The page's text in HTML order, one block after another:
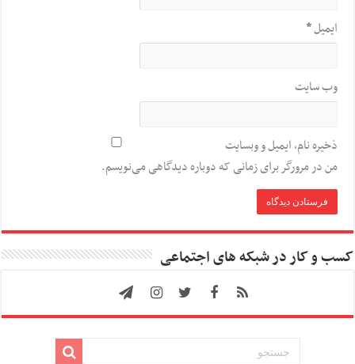
ایمیل*
وب‌ سایت
ذخیره نام، ایمیل و وبسایت
من در مرورگر برای زمانی که دوباره دیدگاهی می‌نویسم.
کسب و کار در شبکه های اجتماعی